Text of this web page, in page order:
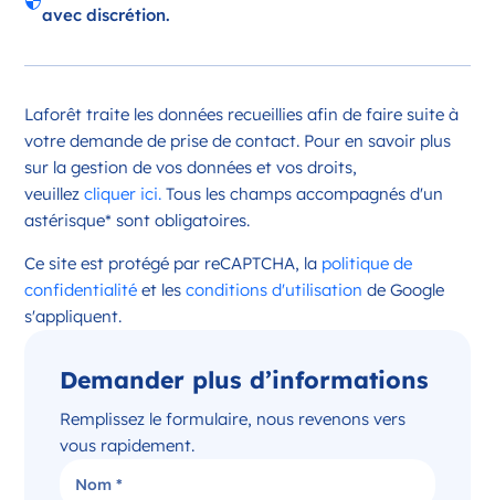
Opportunité d’ouverture à Châteauroux
Châteauroux Centre-Val de Loire
France
Référence: 36044
Candidater
Opportunité d’ouverture à Issoudun
Issoudun Centre-Val de Loire
France
Référence
avec discrétion.
Laforêt traite les données recueillies afin de faire suite à
votre demande de prise de contact. Pour en savoir plus
sur la gestion de vos données et vos droits,
veuillez cliquer ici. Tous les champs accompagnés d'un
astérisque* sont obligatoires.
Ce site est protégé par reCAPTCHA, la politique de
confidentialité et les conditions d'utilisation de Google
s'appliquent.
Demander plus d’informations
Remplissez le formulaire, nous revenons vers
vous rapidement.